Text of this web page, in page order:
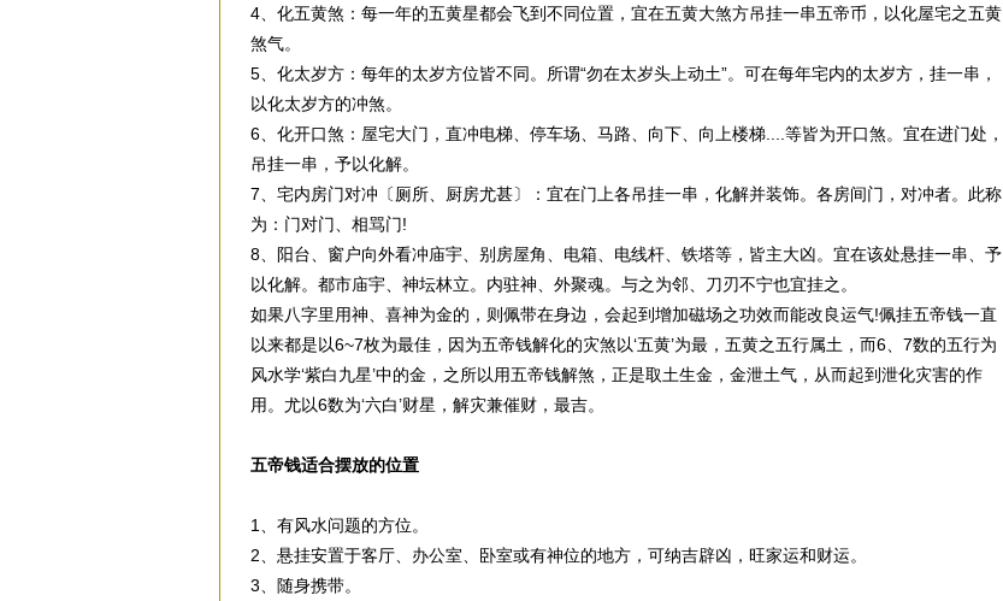
4、化五黄煞：每一年的五黄星都会飞到不同位置，宜在五黄大煞方吊挂一串五帝币，以化屋宅之五黄
煞气。
5、化太岁方：每年的太岁方位皆不同。所谓“勿在太岁头上动土”。可在每年宅内的太岁方，挂一串，
以化太岁方的冲煞。
6、化开口煞：屋宅大门，直冲电梯、停车场、马路、向下、向上楼梯....等皆为开口煞。宜在进门处，
吊挂一串，予以化解。
7、宅内房门对冲〔厕所、厨房尤甚〕：宜在门上各吊挂一串，化解并装饰。各房间门，对冲者。此称
为：门对门、相骂门!
8、阳台、窗户向外看冲庙宇、别房屋角、电箱、电线杆、铁塔等，皆主大凶。宜在该处悬挂一串、予
以化解。都市庙宇、神坛林立。内驻神、外聚魂。与之为邻、刀刃不宁也宜挂之。
如果八字里用神、喜神为金的，则佩带在身边，会起到增加磁场之功效而能改良运气!佩挂五帝钱一直
以来都是以6~7枚为最佳，因为五帝钱解化的灾煞以‘五黄’为最，五黄之五行属土，而6、7数的五行为
风水学‘紫白九星’中的金，之所以用五帝钱解煞，正是取土生金，金泄土气，从而起到泄化灾害的作
用。尤以6数为‘六白’财星，解灾兼催财，最吉。
五帝钱适合摆放的位置
1、有风水问题的方位。
2、悬挂安置于客厅、办公室、卧室或有神位的地方，可纳吉辟凶，旺家运和财运。
3、随身携带。